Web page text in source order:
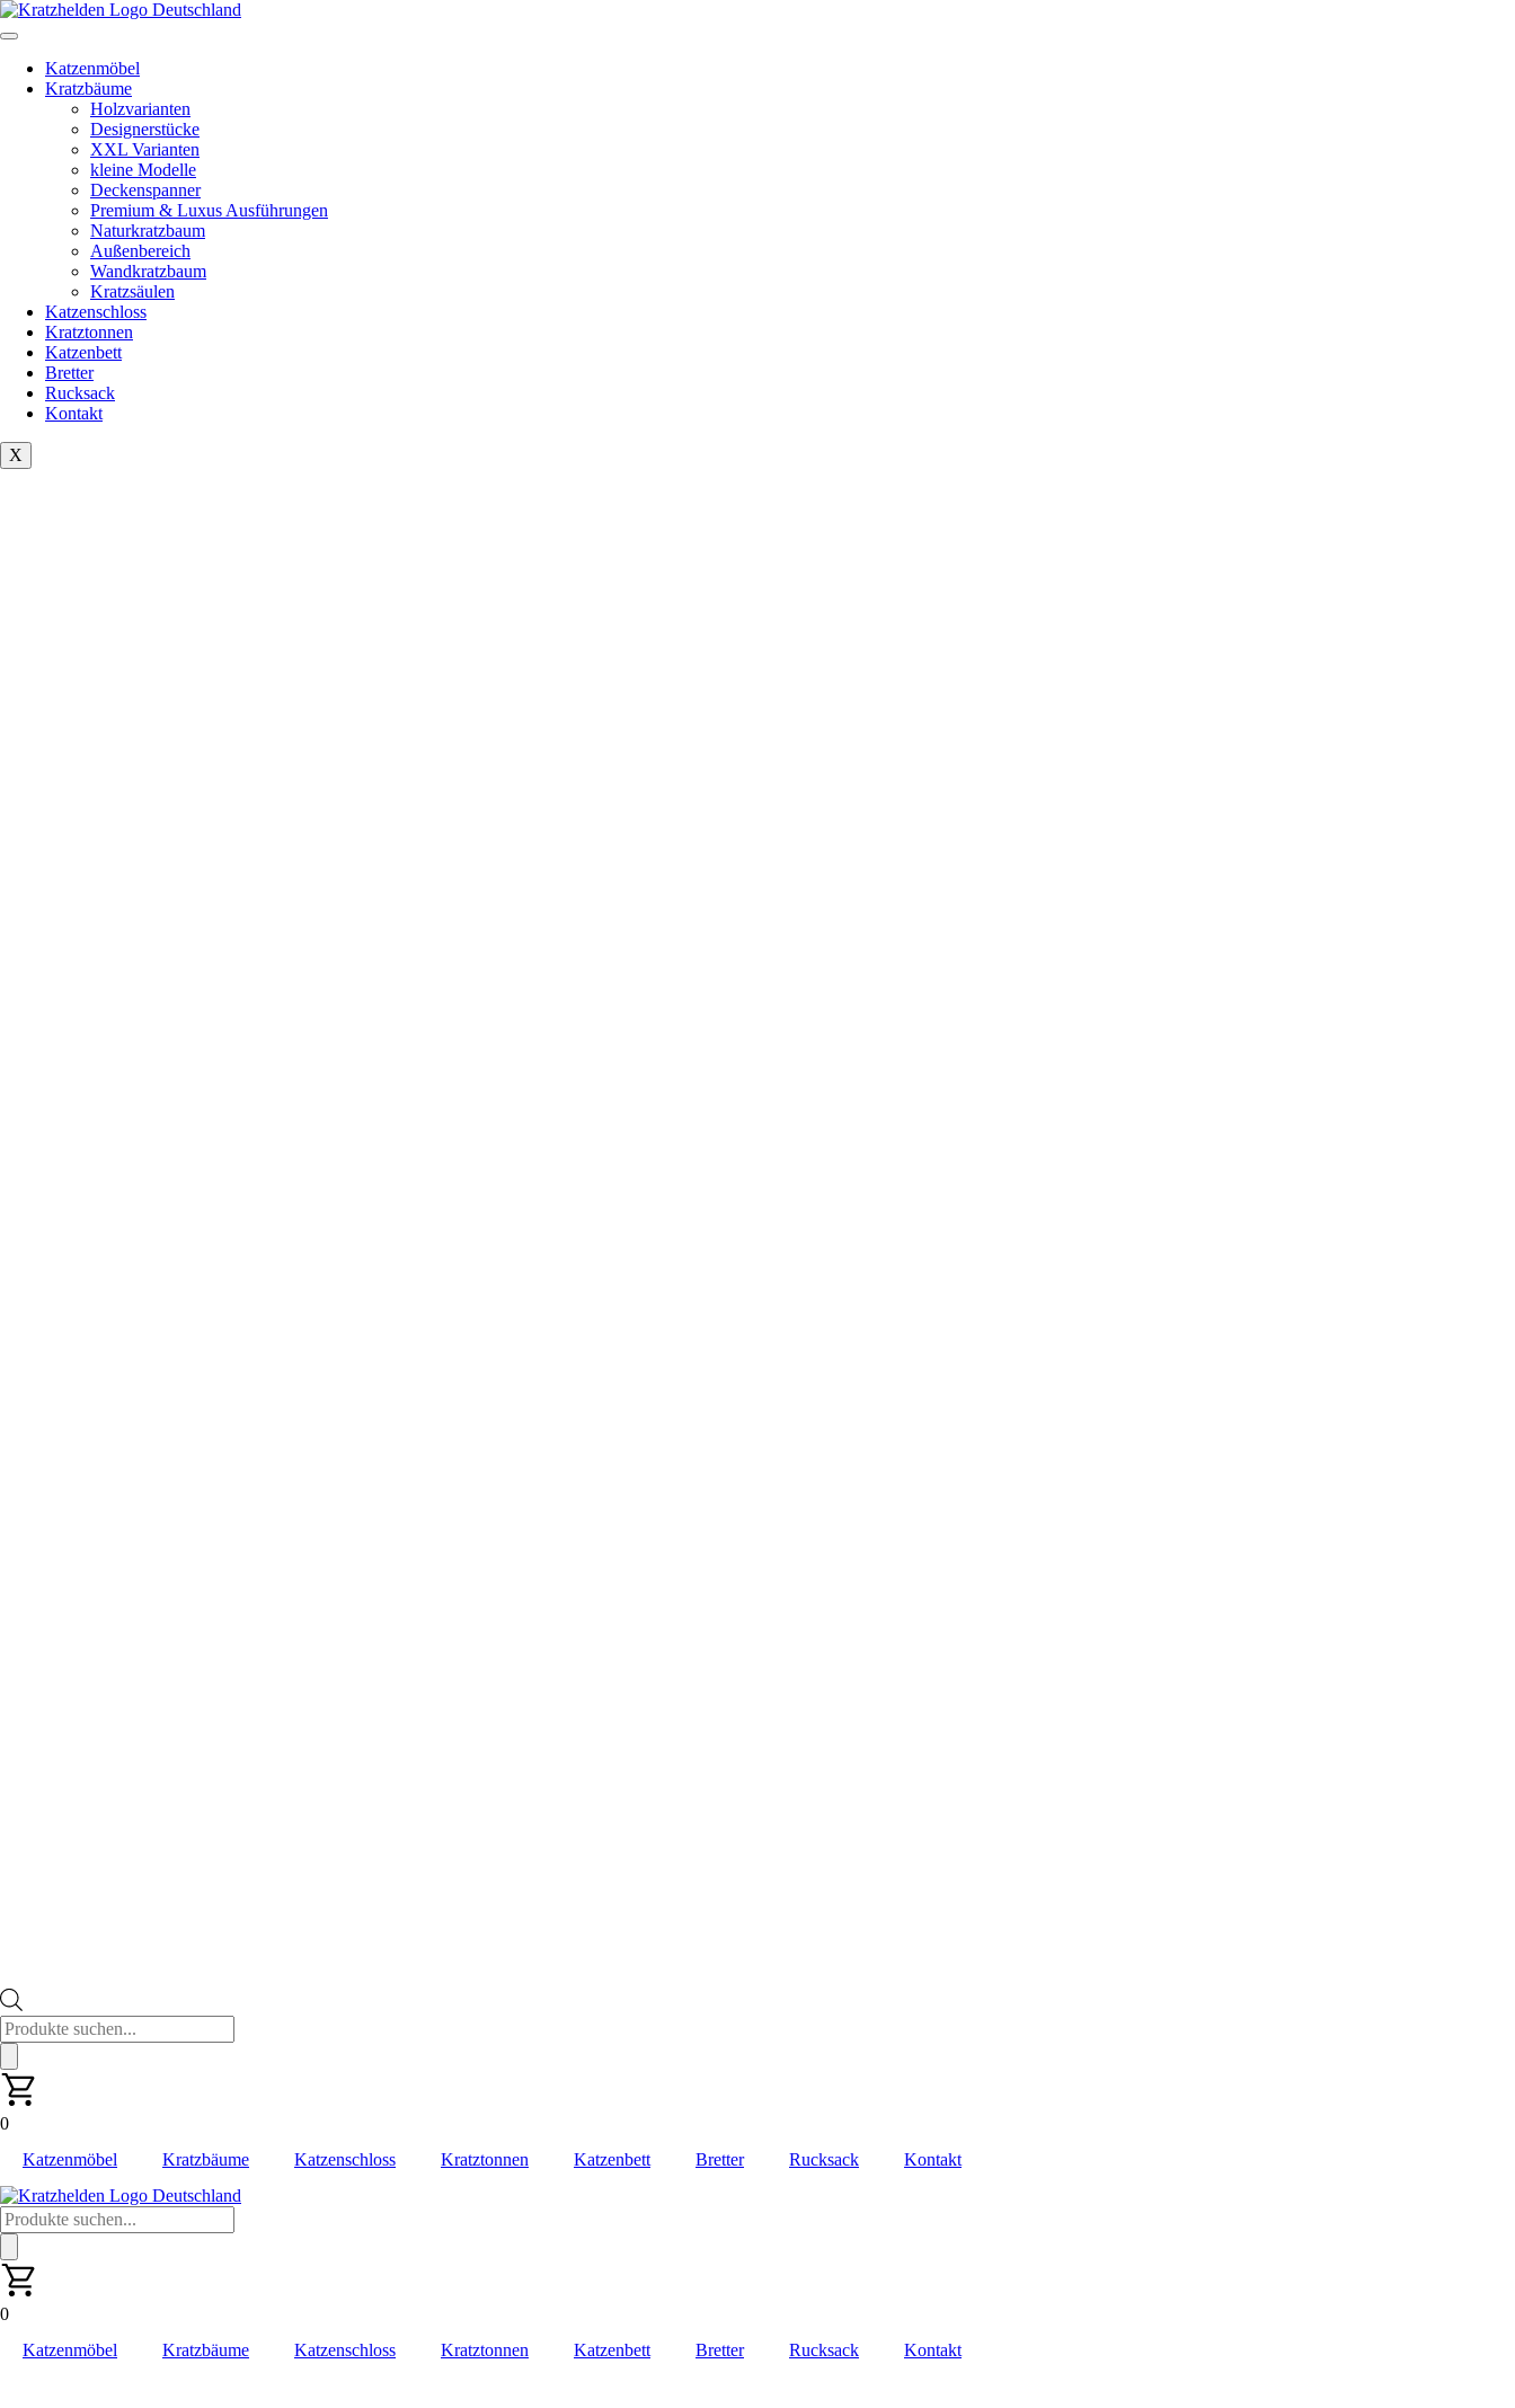
Zum
Inhalt
Katzenmöbel
Kratzbäume
Holzvarianten
Designerstücke
XXL Varianten
kleine Modelle
Deckenspanner
Premium & Luxus Ausführungen
Naturkratzbaum
Außenbereich
Wandkratzbaum
Kratzsäulen
Katzenschloss
Kratztonnen
Katzenbett
Bretter
Rucksack
Kontakt
X
Products
search
0
Katzenmöbel
Kratzbäume Katzenschloss Kratztonnen Katzenbett Bretter Rucksack Kontakt
Products
search
0
Katzenmöbel
Kratzbäume Katzenschloss Kratztonnen Katzenbett Bretter Rucksack Kontakt